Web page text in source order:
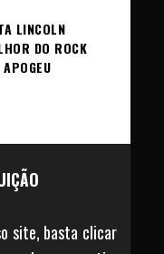
LINCOLN
DO ROCK
site, basta clicar